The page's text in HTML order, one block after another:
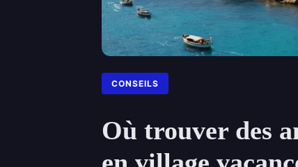
CONSEILS
Où trouver des